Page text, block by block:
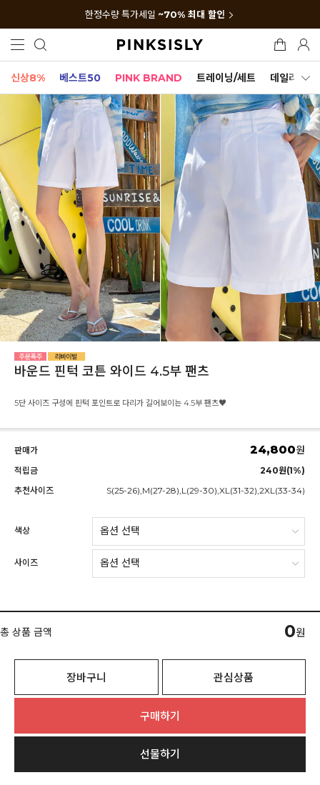
한정수량 특가세일 ~70% 최대 할인
신상8% 베스트50 PINK BRAND 트레이닝/세트 데일리세트
바운드 핀턱 코튼 와이드 4.5부 팬츠
5단 사이즈 구성에 핀턱 포인트로 다리가 길어보이는 4.5부 팬츠♥
판매가 24,800원
적립금
240원(1%)
추천사이즈
S(25-26),M(27-28),L(29-30),XL(31-32),2XL(33-34)
색상
사이즈
총 상품 금액 0원
장바구니 관심상품
구매하기
선물하기